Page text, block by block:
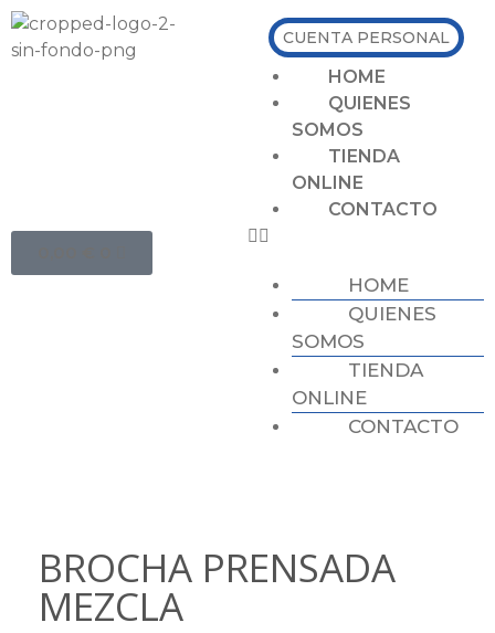
HOME
QUIENES
SOMOS
TIENDA
ONLINE
CONTACTO
HOME
QUIENES
SOMOS
TIENDA
ONLINE
CONTACTO
CUENTA PERSONAL
BROCHA PRENSADA
MEZCLA